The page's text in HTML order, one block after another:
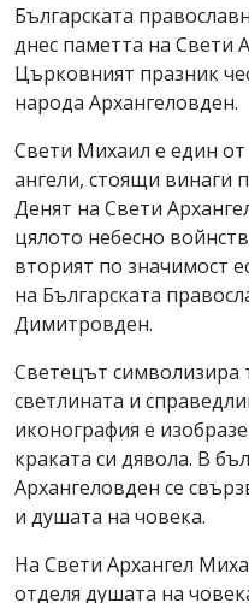
Българската
днес паметта на Свети
Църковният празник
народа Архангеловден.
Свети Михаил е един
ангели, стоящи винаги
Денят на Свети
цялото небесно
вторият по значимост
на Българската
Димитровден.
Светецът символизира
светлината и
иконография е
краката си дявола. В
Архангеловден се
и душата на човека.
На Свети Архангел
отделя душата на